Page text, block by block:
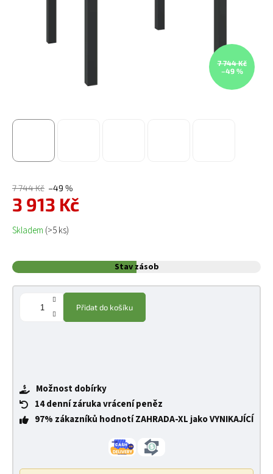
7 744 Kč
–49 %
7 744 Kč –49 %
3 913 Kč
Měrná cena:
Skladem (>5 ks)
Stav zásob
Přidat do košíku
Možnost dobírky
14 denní záruka vrácení peněz
97% zákazníků hodnotí ZAHRADA-XL jako VYNIKAJÍCÍ